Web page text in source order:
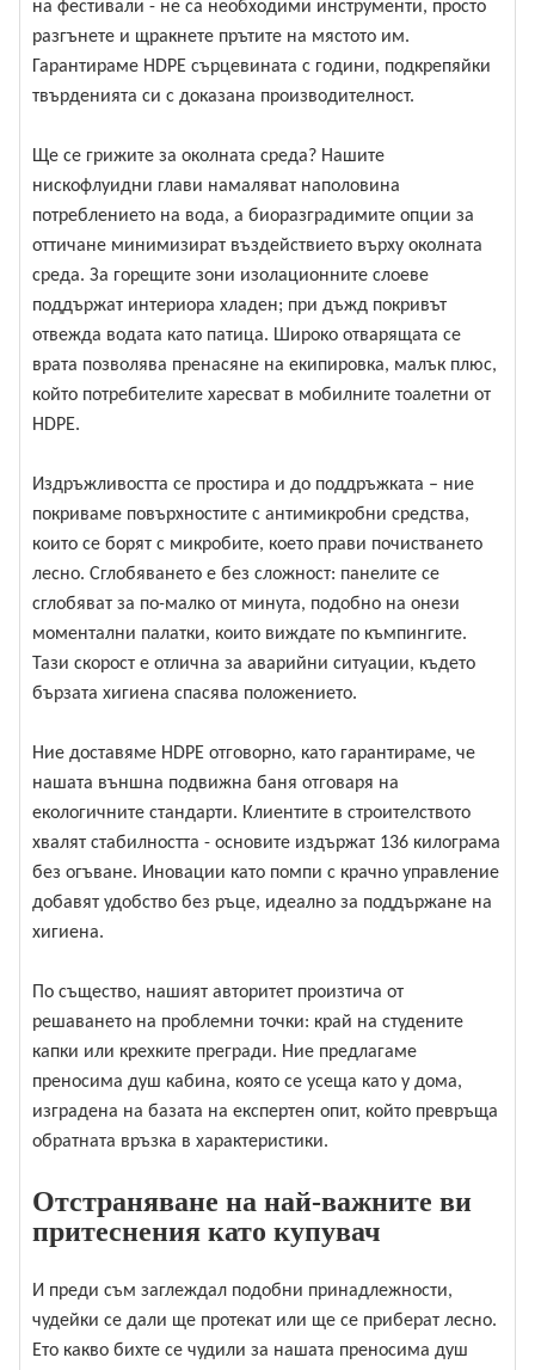
на фестивали - не са необходими инструменти, просто
разгънете и щракнете прътите на мястото им.
Гарантираме HDPE сърцевината с години, подкрепяйки
твърденията си с доказана производителност.
Ще се грижите за околната среда? Нашите
нискофлуидни глави намаляват наполовина
потреблението на вода, а биоразградимите опции за
оттичане минимизират въздействието върху околната
среда. За горещите зони изолационните слоеве
поддържат интериора хладен; при дъжд покривът
отвежда водата като патица. Широко отварящата се
врата позволява пренасяне на екипировка, малък плюс,
който потребителите харесват в мобилните тоалетни от
HDPE.
Издръжливостта се простира и до поддръжката – ние
покриваме повърхностите с антимикробни средства,
които се борят с микробите, което прави почистването
лесно. Сглобяването е без сложност: панелите се
сглобяват за по-малко от минута, подобно на онези
моментални палатки, които виждате по къмпингите.
Тази скорост е отлична за аварийни ситуации, където
бързата хигиена спасява положението.
Ние доставяме HDPE отговорно, като гарантираме, че
нашата външна подвижна баня отговаря на
екологичните стандарти. Клиентите в строителството
хвалят стабилността - основите издържат 136 килограма
без огъване. Иновации като помпи с крачно управление
добавят удобство без ръце, идеално за поддържане на
хигиена.
По същество, нашият авторитет произтича от
решаването на проблемни точки: край на студените
капки или крехките прегради. Ние предлагаме
преносима душ кабина, която се усеща като у дома,
изградена на базата на експертен опит, който превръща
обратната връзка в характеристики.
Отстраняване на най-важните ви
притеснения като купувач
И преди съм заглеждал подобни принадлежности,
чудейки се дали ще протекат или ще се приберат лесно.
Ето какво бихте се чудили за нашата преносима душ